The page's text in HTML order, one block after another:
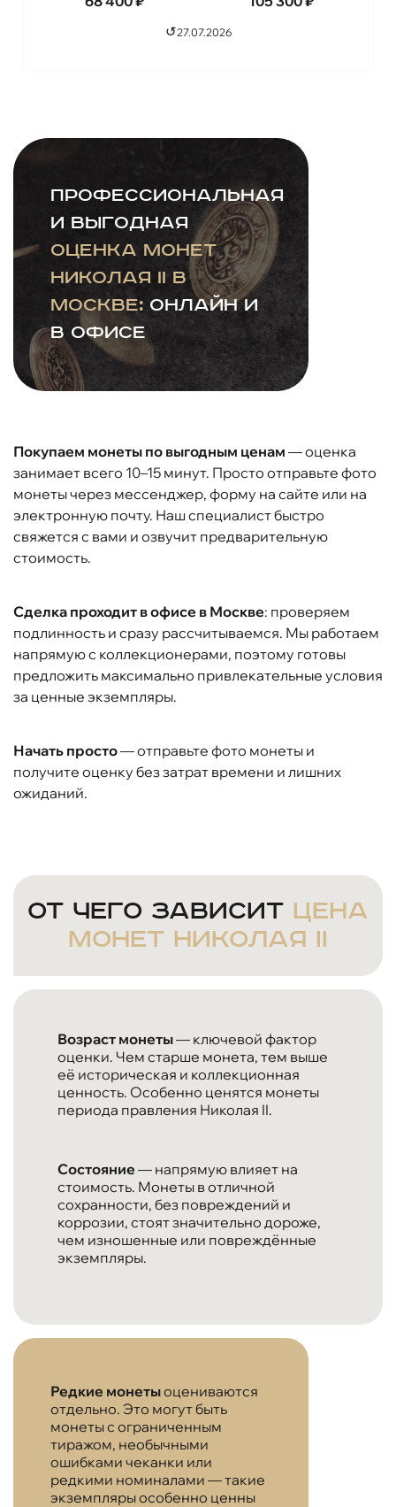
↺27.07.2026
Профессиональная
и выгодная
оценка монет
Николая II в
Москве:онлайн и
в офисе
Покупаем монеты по выгодным ценам — оценка
занимает всего 10–15 минут. Просто отправьте фото
монеты через мессенджер, форму на сайте или на
электронную почту. Наш специалист быстро
свяжется с вами и озвучит предварительную
стоимость.
Сделка проходит в офисе в Москве: проверяем
подлинность и сразу рассчитываемся. Мы работаем
напрямую с коллекционерами, поэтому готовы
предложить максимально привлекательные условия
за ценные экземпляры.
Начать просто— отправьте фото монеты и
получите оценку без затрат времени и лишних
ожиданий.
От чего зависит цена
монет Николая II
Возраст монеты— ключевой фактор
оценки. Чем старше монета, тем выше
её историческая и коллекционная
ценность. Особенно ценятся монеты
периода правления Николая II.
Состояние — напрямую влияет на
стоимость. Монеты в отличной
сохранности, без повреждений и
коррозии, стоят значительно дороже,
чем изношенные или повреждённые
экземпляры.
Редкие монетыоцениваются
отдельно. Это могут быть
монеты с ограниченным
тиражом, необычными
ошибками чеканки или
редкими номиналами — такие
экземпляры особенно ценны